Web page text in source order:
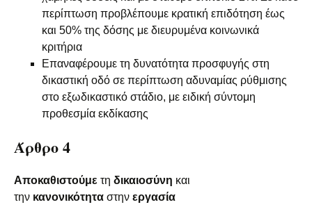
περίπτωση προβλέπουμε κρατική επιδότηση έως
και 50% της δόσης με διευρυμένα κοινωνικά
κριτήρια
Επαναφέρουμε τη δυνατότητα προσφυγής στη
δικαστική οδό σε περίπτωση αδυναμίας ρύθμισης
στο εξωδικαστικό στάδιο, με ειδική σύντομη
προθεσμία εκδίκασης
Άρθρο 4
Αποκαθιστούμε τη δικαιοσύνη και
την κανονικότητα στην εργασία